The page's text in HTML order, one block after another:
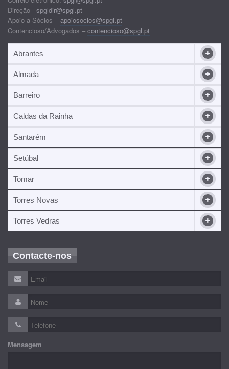
Direção - spgldir@spgl.pt
Apoio a Sócios – apoiosocios@spgl.pt
Contencioso/Advogados – contencioso@spgl.pt
Abrantes
Almada
Barreiro
Caldas da Rainha
Santarém
Setúbal
Tomar
Torres Novas
Torres Vedras
Contacte-nos
Mensagem